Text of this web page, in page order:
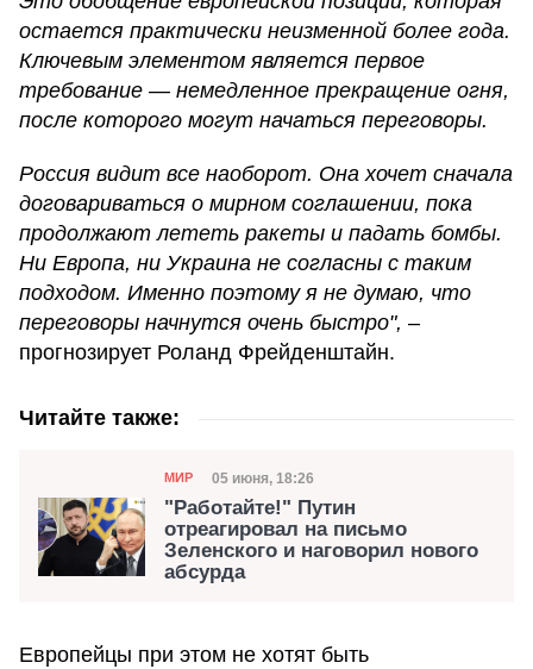
остается практически неизменной более года.
Ключевым элементом является первое
требование — немедленное прекращение огня,
после которого могут начаться переговоры.
Россия видит все наоборот. Она хочет сначала
договариваться о мирном соглашении, пока
продолжают лететь ракеты и падать бомбы.
Ни Европа, ни Украина не согласны с таким
подходом. Именно поэтому я не думаю, что
переговоры начнутся очень быстро", –
прогнозирует Роланд Фрейденштайн.
Читайте также:
Категория
МИР Дата публикации
05 июня, 18:26
"Работайте!" Путин
отреагировал на письмо
Зеленского и наговорил нового
абсурда
Европейцы при этом не хотят быть